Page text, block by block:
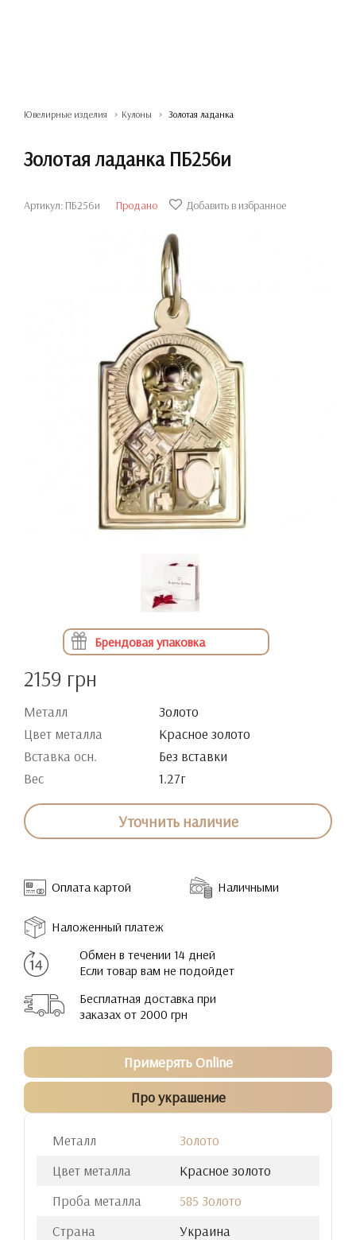
Ювелирные изделия Кулоны Золотая ладанка
Золотая ладанка ПБ256и
Артикул: ПБ256и Продано Добавить в избранное
Брендовая упаковка
2159 грн
Металл
Золото
Цвет металла
Красное золото
Вставка осн.
Без вставки
Вес
1.27г
Уточнить наличие
Оплата картой Наличными
Наложенный платеж
Обмен в течении 14 дней
Если товар вам не подойдет
Бесплатная доставка при
заказах от 2000 грн
Примерять Online
Про украшение
Металл
Золото
Цвет металла
Красное золото
Проба металла
585 Золото
Страна
Украина